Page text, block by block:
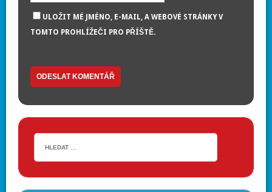
ULOŽIT MÉ JMÉNO, E-MAIL, A WEBOVÉ STRÁNKY V
TOMTO PROHLÍŽEČI PRO PŘÍŠTĚ.